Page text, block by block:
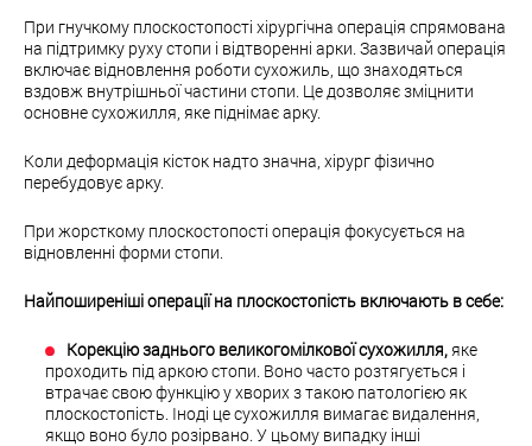
При гнучкому плоскостопості хірургічна операція спрямована
на підтримку руху стопи і відтворенні арки. Зазвичай операція
включає відновлення роботи сухожиль, що знаходяться
вздовж внутрішньої частини стопи. Це дозволяє зміцнити
основне сухожилля, яке піднімає арку.
Коли деформація кісток надто значна, хірург фізично
перебудовує арку.
При жорсткому плоскостопості операція фокусується на
відновленні форми стопи.
Найпоширеніші операції на плоскостопість включають в себе:
Корекцію заднього великогомілкової сухожилля,яке
проходить під аркою стопи. Воно часто розтягується і
втрачає свою функцію у хворих з такою патологією як
плоскостопість. Іноді це сухожилля вимагає видалення,
якщо воно було розірвано. У цьому випадку інші